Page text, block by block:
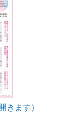
きます）